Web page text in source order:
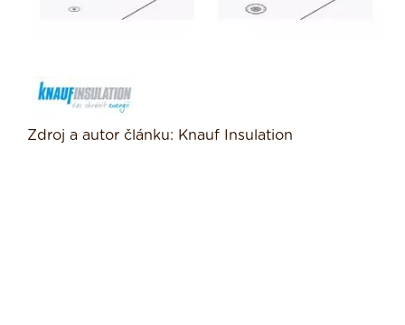
Zdroj a autor článku: Knauf Insulation